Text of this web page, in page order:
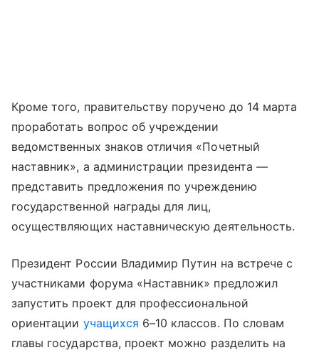
Кроме того, правительству поручено до 14 марта
проработать вопрос об учреждении
ведомственных знаков отличия «Почетный
наставник», а администрации президента —
представить предложения по учреждению
государственной награды для лиц,
осуществляющих наставническую деятельность.
Президент России Владимир Путин на встрече с
участниками форума «Наставник» предложил
запустить проект для профессиональной
ориентации учащихся 6–10 классов. По словам
главы государства, проект можно разделить на